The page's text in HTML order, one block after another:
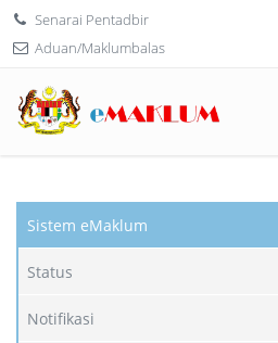
Senarai Pentadbir
Aduan/Maklumbalas
Sistem eMaklum
Status
Notifikasi